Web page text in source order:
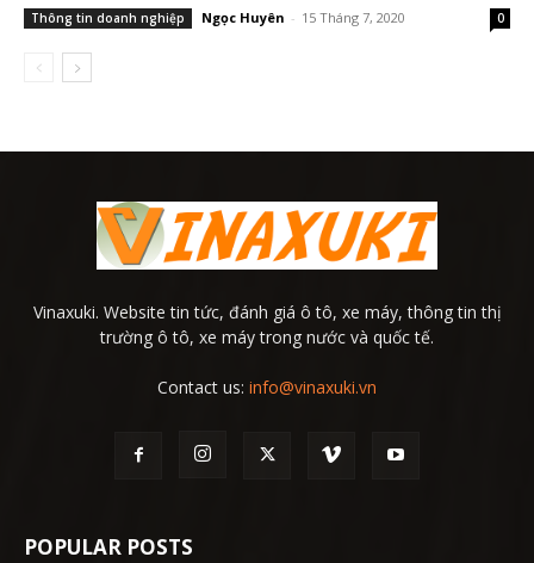
Thông tin doanh nghiệp Ngọc Huyên - 15 Tháng 7, 2020 0
Vinaxuki. Website tin tức, đánh giá ô tô, xe máy, thông tin thị
trường ô tô, xe máy trong nước và quốc tế.
Contact us: info@vinaxuki.vn
POPULAR POSTS